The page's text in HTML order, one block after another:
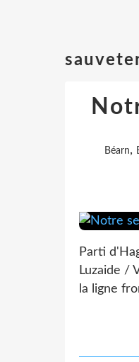
Béarn,
Parti
Luzaide /
la ligne